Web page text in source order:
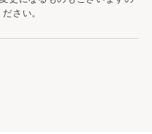
さい。